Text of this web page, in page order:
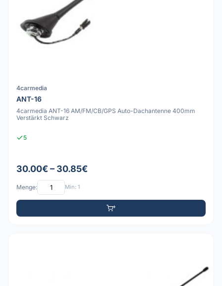
4carmedia
ANT-16
4carmedia ANT-16 AM/FM/CB/GPS Auto-Dachantenne 400mm
Verstärkt Schwarz
5
30.00€ – 30.85€
Menge: Min: 1